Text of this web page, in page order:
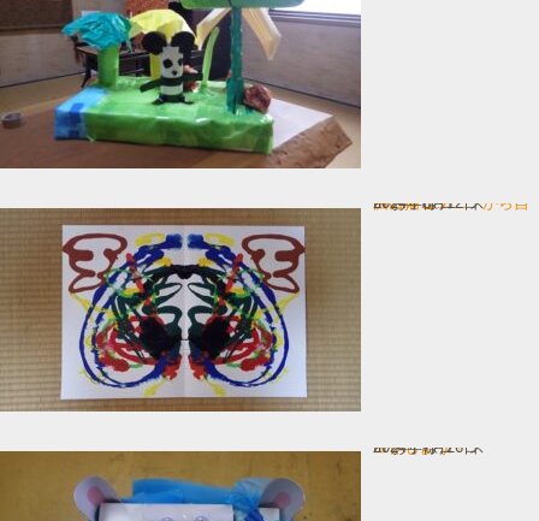
デカㇽコマニーから自由に描こ…
In お子様コース
2024年8月12日
工作しよう！
In お子様コース
2024年7月26日